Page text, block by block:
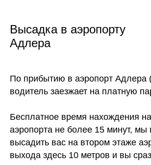
Высадка в аэропорту
Адлера
По прибытию в аэропорт Адлера
водитель заезжает на платную
Бесплатное время нахождения
аэропорта не более 15 минут,
высадить вас на втором этаже
выхода здесь 10 метров и вы